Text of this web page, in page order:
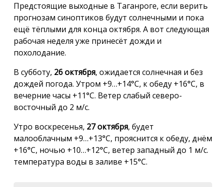
Предстоящие выходные в Таганроге, если верить
прогнозам синоптиков будут солнечными и пока
ещё тёплыми для конца октября. А вот следующая
рабочая неделя уже принесёт дожди и
похолодание.
В субботу, 26 октября, ожидается солнечная и без
дождей погода. Утром +9…+14°С, к обеду +16°С, в
вечерние часы +11°С. Ветер слабый северо-
восточный до 2 м/с.
Утро воскресенья, 27 октября, будет
малооблачным +9…+13°С, прояснится к обеду, днём
+16°С, ночью +10…+12°С, ветер западный до 1 м/с.
температура воды в заливе +15°С.